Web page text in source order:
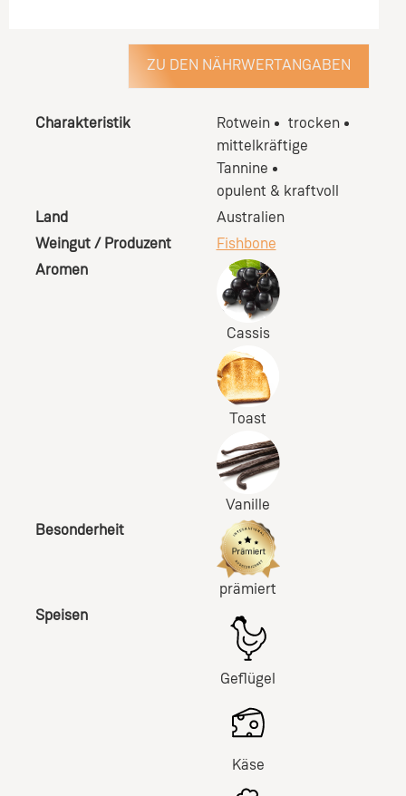
ZU DEN NÄHRWERTANGABEN
Charakteristik
opulent & kraftvoll
mittelkräftige
Tannine
Rotwein trocken
Land
Australien
Weingut / Produzent
Fishbone
Aromen
Cassis
Toast
Vanille
Besonderheit
prämiert
Speisen
Geflügel
Käse